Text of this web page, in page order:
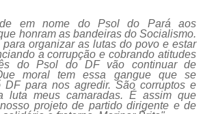
em nome do Psol do Pará aos
honram as bandeiras do Socialismo.
organizar as lutas do povo e estar
a corrupção e cobrando atitudes
do Psol do DF vão continuar de
moral tem essa gangue que se
DF para nos agredir. São corruptos e
luta meus camaradas. É assim que
projeto de partido dirigente e de